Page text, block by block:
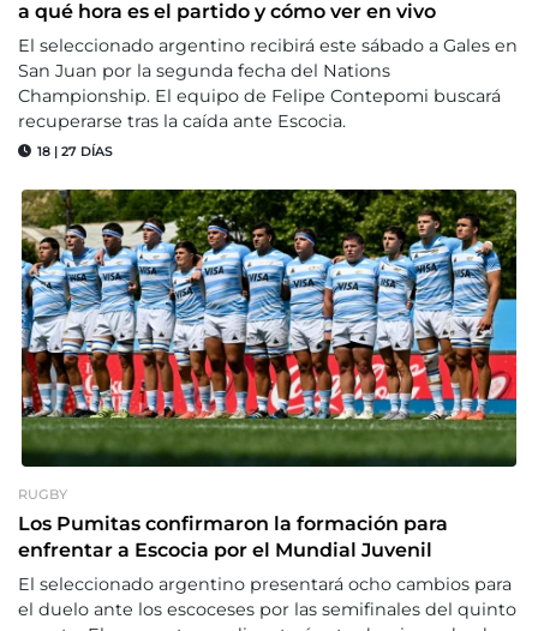
a qué hora es el partido y cómo ver en vivo
El seleccionado argentino recibirá este sábado a Gales en
San Juan por la segunda fecha del Nations
Championship. El equipo de Felipe Contepomi buscará
recuperarse tras la caída ante Escocia.
18 | 27 DÍAS
RUGBY
Los Pumitas confirmaron la formación para
enfrentar a Escocia por el Mundial Juvenil
El seleccionado argentino presentará ocho cambios para
el duelo ante los escoceses por las semifinales del quinto